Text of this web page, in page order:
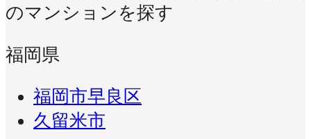
のマンションを探す
福岡県
福岡市早良区
久留米市